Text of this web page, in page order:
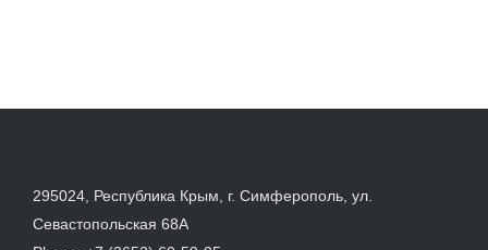
295024, Республика Крым, г. Симферополь, ул.
Севастопольская 68А